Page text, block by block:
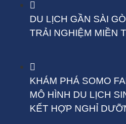
DU LỊCH GẦN SÀI
TRẢI NGHIỆM MIỀN
KHÁM PHÁ SOMO
MÔ HÌNH DU LỊCH
KẾT HỢP NGHỈ